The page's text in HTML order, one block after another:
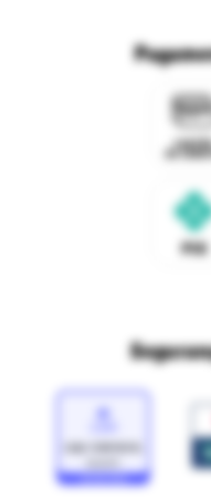
Política de